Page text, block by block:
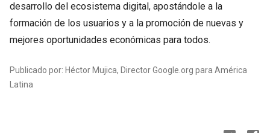
desarrollo del ecosistema digital, apostándole a la
formación de los usuarios y a la promoción de nuevas y
mejores oportunidades económicas para todos.
Publicado por: Héctor Mujica, Director Google.org para América
Latina